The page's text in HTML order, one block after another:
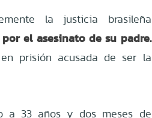
la justicia brasileña
el asesinato de su padre.
prisión acusada de ser la
a 33 años y dos meses de